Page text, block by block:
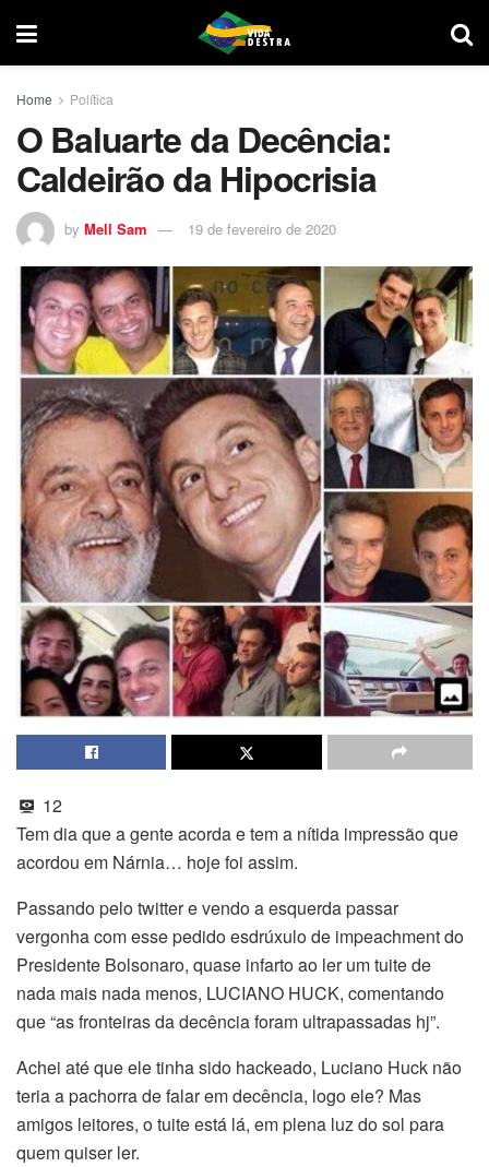
Home Política
O Baluarte da Decência:
Caldeirão da Hipocrisia
by Mell Sam 19 de fevereiro de 2020
12
Tem dia que a gente acorda e tem a nítida impressão que
acordou em Nárnia… hoje foi assim.
Passando pelo twitter e vendo a esquerda passar
vergonha com esse pedido esdrúxulo de impeachment do
Presidente Bolsonaro, quase infarto ao ler um tuite de
nada mais nada menos, LUCIANO HUCK, comentando
que “as fronteiras da decência foram ultrapassadas hj”.
Achei até que ele tinha sido hackeado, Luciano Huck não
teria a pachorra de falar em decência, logo ele? Mas
amigos leitores, o tuite está lá, em plena luz do sol para
quem quiser ler.